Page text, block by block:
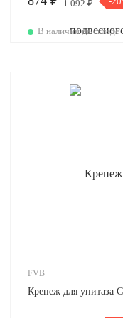
1 092 ₽
В наличии на складе
FVB
Крепеж для унитаза